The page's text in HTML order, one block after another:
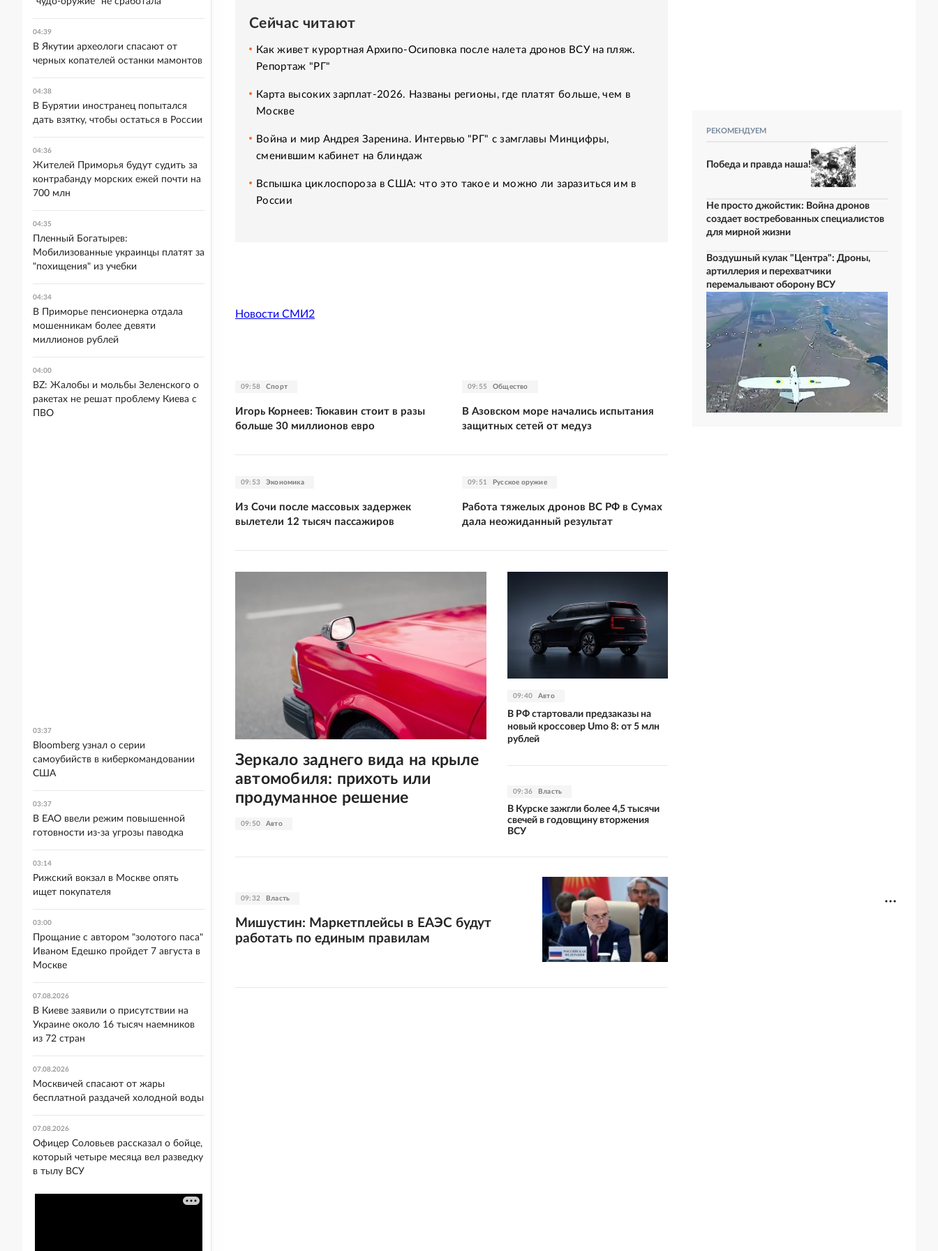
Сейчас читают
Как живет курортная Архипо-Осиповка после налета дронов ВСУ на пляж.
Репортаж "РГ"
Карта высоких зарплат-2026. Названы регионы, где платят больше, чем в
Москве
Война и мир Андрея Заренина. Интервью "РГ" с замглавы Минцифры,
сменившим кабинет на блиндаж
Вспышка циклоспороза в США: что это такое и можно ли заразиться им в
России
Новости СМИ2
09:58 Спорт
Игорь Корнеев: Тюкавин стоит в разы
больше 30 миллионов евро
09:55 Общество
В Азовском море начались испытания
защитных сетей от медуз
09:53 Экономика
Из Сочи после массовых задержек
вылетели 12 тысяч пассажиров
09:51 Русское оружие
Работа тяжелых дронов ВС РФ в Сумах
дала неожиданный результат
09:50 Авто
Зеркало заднего вида на крыле
автомобиля: прихоть или
продуманное решение
09:40 Авто
В РФ стартовали предзаказы на
новый кроссовер Umo 8: от 5 млн
рублей
09:36 Власть
В Курске зажгли более 4,5 тысячи
свечей в годовщину вторжения
ВСУ
09:32 Власть
Мишустин: Маркетплейсы в ЕАЭС будут
работать по единым правилам
РЕКОМЕНДУЕМ
Победа и правда наша!
Не просто джойстик: Война дронов
создает востребованных специалистов
для мирной жизни
Воздушный кулак "Центра": Дроны,
артиллерия и перехватчики
перемалывают оборону ВСУ
04:39
В Якутии археологи спасают от
черных копателей останки мамонтов
04:38
В Бурятии иностранец попытался
дать взятку, чтобы остаться в России
04:36
Жителей Приморья будут судить за
контрабанду морских ежей почти на
700 млн
04:35
Пленный Богатырев:
Мобилизованные украинцы платят за
"похищения" из учебки
04:34
В Приморье пенсионерка отдала
мошенникам более девяти
миллионов рублей
04:00
BZ: Жалобы и мольбы Зеленского о
ракетах не решат проблему Киева с
ПВО
03:37
Bloomberg узнал о серии
самоубийств в киберкомандовании
США
03:37
В ЕАО ввели режим повышенной
готовности из-за угрозы паводка
03:14
Рижский вокзал в Москве опять
ищет покупателя
03:00
Прощание с автором "золотого паса"
Иваном Едешко пройдет 7 августа в
Москве
07.08.2026
В Киеве заявили о присутствии на
Украине около 16 тысяч наемников
из 72 стран
07.08.2026
Москвичей спасают от жары
бесплатной раздачей холодной воды
07.08.2026
Офицер Соловьев рассказал о бойце,
который четыре месяца вел разведку
в тылу ВСУ